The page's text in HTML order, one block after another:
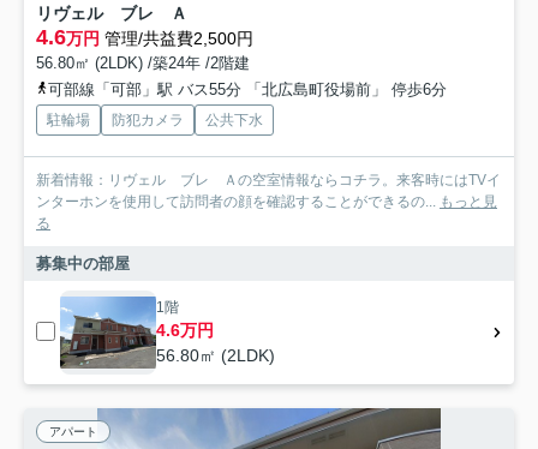
リヴェル ブレ Ａ
4.6万円 管理/共益費2,500円
56.80㎡ (2LDK) /築24年 /2階建
可部線「可部」駅 バス55分 「北広島町役場前」 停歩6分
駐輪場 防犯カメラ 公共下水
新着情報：リヴェル ブレ Ａの空室情報ならコチラ。来客時にはTVイ
ンターホンを使用して訪問者の顔を確認することができるの... もっと見
る
募集中の部屋
1階
4.6万円
56.80㎡ (2LDK)
アパート